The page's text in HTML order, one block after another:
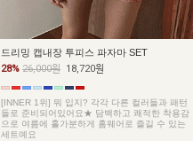
드리밍 캡내장 투피스 파자마 SET
28% 26,000원 18,720원
[INNER 1위] 뭐 입지? 각각 다른 컬러들과 패턴
들로 준비되어있어요★ 담백하고 쾌적한 착용감
으로 여름에 홀가분하게 홈웨어로 즐길 수 있는
세트예요